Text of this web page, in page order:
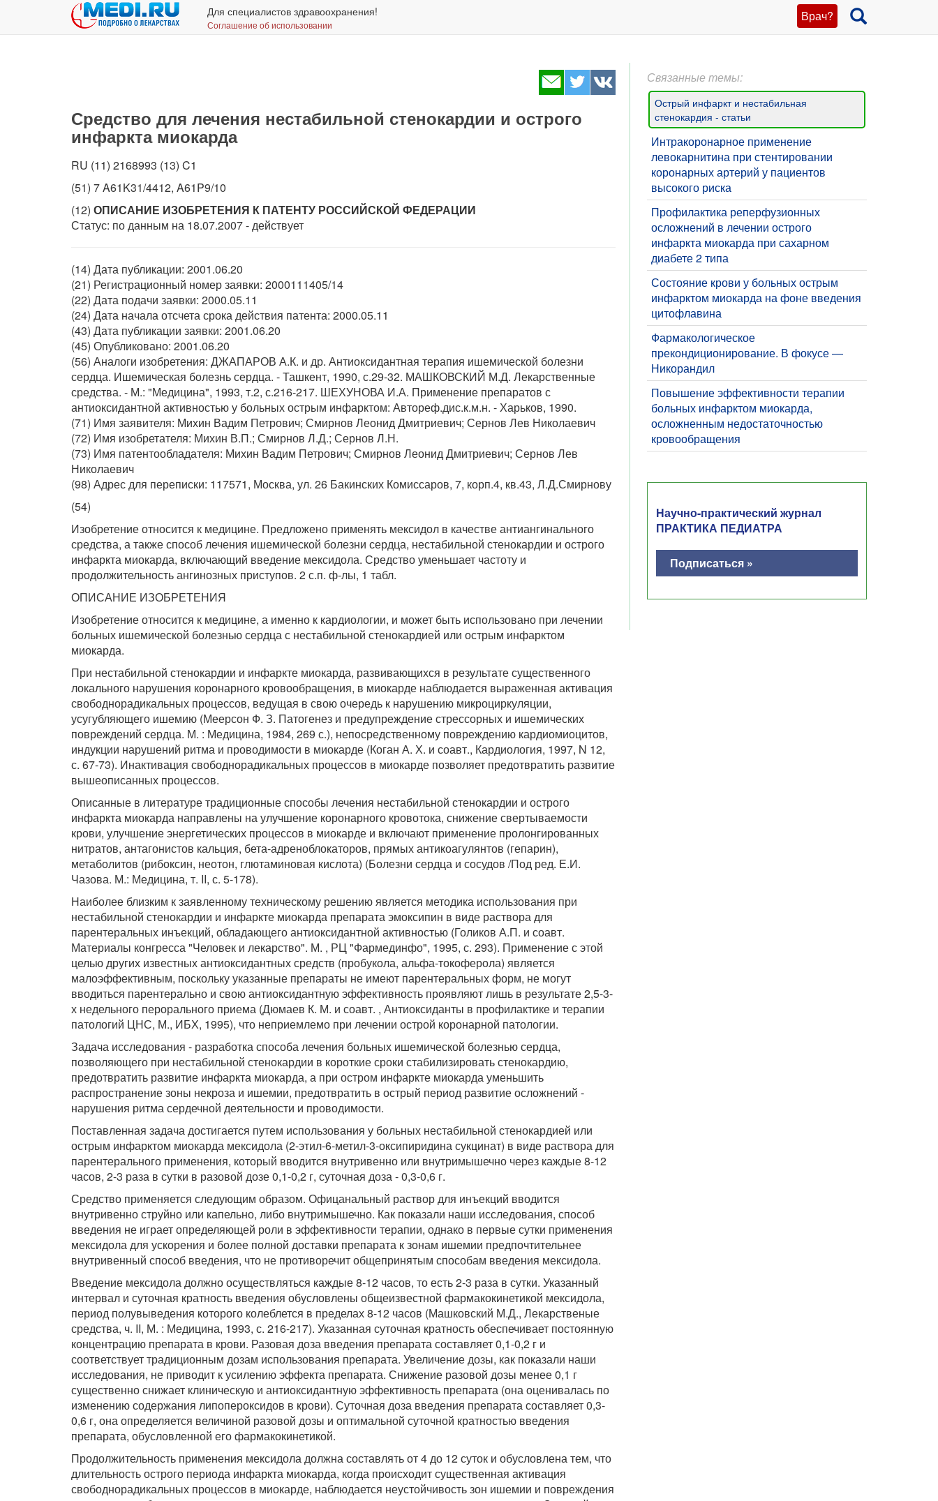
Врач?
Для специалистов здравоохранения!
Соглашение об использовании
Средство для лечения нестабильной стенокардии и острого
инфаркта миокарда
RU (11) 2168993 (13) C1
(51) 7 A61K31/4412, A61P9/10
(12) ОПИСАНИЕ ИЗОБРЕТЕНИЯ К ПАТЕНТУ РОССИЙСКОЙ ФЕДЕРАЦИИ
Статус: по данным на 18.07.2007 - действует
(14) Дата публикации: 2001.06.20
(21) Регистрационный номер заявки: 2000111405/14
(22) Дата подачи заявки: 2000.05.11
(24) Дата начала отсчета срока действия патента: 2000.05.11
(43) Дата публикации заявки: 2001.06.20
(45) Опубликовано: 2001.06.20
(56) Аналоги изобретения: ДЖАПАРОВ А.К. и др. Антиоксидантная терапия ишемической болезни
сердца. Ишемическая болезнь сердца. - Ташкент, 1990, с.29-32. МАШКОВСКИЙ М.Д. Лекарственные
средства. - М.: "Медицина", 1993, т.2, с.216-217. ШЕХУНОВА И.А. Применение препаратов с
антиоксидантной активностью у больных острым инфарктом: Автореф.дис.к.м.н. - Харьков, 1990.
(71) Имя заявителя: Михин Вадим Петрович; Смирнов Леонид Дмитриевич; Сернов Лев Николаевич
(72) Имя изобретателя: Михин В.П.; Смирнов Л.Д.; Сернов Л.Н.
(73) Имя патентообладателя: Михин Вадим Петрович; Смирнов Леонид Дмитриевич; Сернов Лев
Николаевич
(98) Адрес для переписки: 117571, Москва, ул. 26 Бакинских Комиссаров, 7, корп.4, кв.43, Л.Д.Смирнову
(54)
Изобретение относится к медицине. Предложено применять мексидол в качестве антиангинального
средства, а также способ лечения ишемической болезни сердца, нестабильной стенокардии и острого
инфаркта миокарда, включающий введение мексидола. Средство уменьшает частоту и
продолжительность ангинозных приступов. 2 с.п. ф-лы, 1 табл.
ОПИСАНИЕ ИЗОБРЕТЕНИЯ
Изобретение относится к медицине, а именно к кардиологии, и может быть использовано при лечении
больных ишемической болезнью сердца с нестабильной стенокардией или острым инфарктом
миокарда.
При нестабильной стенокардии и инфаркте миокарда, развивающихся в результате существенного
локального нарушения коронарного кровообращения, в миокарде наблюдается выраженная активация
свободнорадикальных процессов, ведущая в свою очередь к нарушению микроциркуляции,
усугубляющего ишемию (Меерсон Ф. З. Патогенез и предупреждение стрессорных и ишемических
повреждений сердца. М. : Медицина, 1984, 269 с.), непосредственному повреждению кардиомиоцитов,
индукции нарушений ритма и проводимости в миокарде (Коган А. Х. и соавт., Кардиология, 1997, N 12,
с. 67-73). Инактивация свободнорадикальных процессов в миокарде позволяет предотвратить развитие
вышеописанных процессов.
Описанные в литературе традиционные способы лечения нестабильной стенокардии и острого
инфаркта миокарда направлены на улучшение коронарного кровотока, снижение свертываемости
крови, улучшение энергетических процессов в миокарде и включают применение пролонгированных
нитратов, антагонистов кальция, бета-адреноблокаторов, прямых антикоагулянтов (гепарин),
метаболитов (рибоксин, неотон, глютаминовая кислота) (Болезни сердца и сосудов /Под ред. Е.И.
Чазова. М.: Медицина, т. II, с. 5-178).
Наиболее близким к заявленному техническому решению является методика использования при
нестабильной стенокардии и инфаркте миокарда препарата эмоксипин в виде раствора для
парентеральных инъекций, обладающего антиоксидантной активностью (Голиков А.П. и соавт.
Материалы конгресса "Человек и лекарство". М. , РЦ "Фармединфо", 1995, с. 293). Применение с этой
целью других известных антиоксидантных средств (пробукола, альфа-токоферола) является
малоэффективным, поскольку указанные препараты не имеют парентеральных форм, не могут
вводиться парентерально и свою антиоксидантную эффективность проявляют лишь в результате 2,5-3-
х недельного перорального приема (Дюмаев К. М. и соавт. , Антиоксиданты в профилактике и терапии
патологий ЦНС, М., ИБХ, 1995), что неприемлемо при лечении острой коронарной патологии.
Задача исследования - разработка способа лечения больных ишемической болезнью сердца,
позволяющего при нестабильной стенокардии в короткие сроки стабилизировать стенокардию,
предотвратить развитие инфаркта миокарда, а при остром инфаркте миокарда уменьшить
распространение зоны некроза и ишемии, предотвратить в острый период развитие осложнений -
нарушения ритма сердечной деятельности и проводимости.
Поставленная задача достигается путем использования у больных нестабильной стенокардией или
острым инфарктом миокарда мексидола (2-этил-6-метил-3-оксипиридина сукцинат) в виде раствора для
парентерального применения, который вводится внутривенно или внутримышечно через каждые 8-12
часов, 2-3 раза в сутки в разовой дозе 0,1-0,2 г, суточная доза - 0,3-0,6 г.
Средство применяется следующим образом. Офицанальный раствор для инъекций вводится
внутривенно струйно или капельно, либо внутримышечно. Как показали наши исследования, способ
введения не играет определяющей роли в эффективности терапии, однако в первые сутки применения
мексидола для ускорения и более полной доставки препарата к зонам ишемии предпочтительнее
внутривенный способ введения, что не противоречит общепринятым способам введения мексидола.
Введение мексидола должно осуществляться каждые 8-12 часов, то есть 2-3 раза в сутки. Указанный
интервал и суточная кратность введения обусловлены общеизвестной фармакокинетикой мексидола,
период полувыведения которого колеблется в пределах 8-12 часов (Машковский М.Д., Лекарственые
средства, ч. II, М. : Медицина, 1993, с. 216-217). Указанная суточная кратность обеспечивает постоянную
концентрацию препарата в крови. Разовая доза введения препарата составляет 0,1-0,2 г и
соответствует традиционным дозам использования препарата. Увеличение дозы, как показали наши
исследования, не приводит к усилению эффекта препарата. Снижение разовой дозы менее 0,1 г
существенно снижает клиническую и антиоксидантную эффективность препарата (она оценивалась по
изменению содержания липопероксидов в крови). Суточная доза введения препарата составляет 0,3-
0,6 г, она определяется величиной разовой дозы и оптимальной суточной кратностью введения
препарата, обусловленной его фармакокинетикой.
Продолжительность применения мексидола должна составлять от 4 до 12 суток и обусловлена тем, что
длительность острого периода инфаркта миокарда, когда происходит существенная активация
свободнорадикальных процессов в миокарде, наблюдается неустойчивость зон ишемии и повреждения
Связанные темы:
Острый инфаркт и нестабильная
стенокардия - статьи
​Интракоронарное применение
левокарнитина при стентировании
коронарных артерий у пациентов
высокого риска
Профилактика реперфузионных
осложнений в лечении острого
инфаркта миокарда при сахарном
диабете 2 типа
Состояние крови у больных острым
инфарктом миокарда на фоне введения
цитофлавина
Фармакологическое
прекондиционирование. В фокусе —
Никорандил
​Повышение эффективности терапии
больных инфарктом миокарда,
осложненным недостаточностью
кровообращения
Научно-практический журнал
ПРАКТИКА ПЕДИАТРА
Подписаться »